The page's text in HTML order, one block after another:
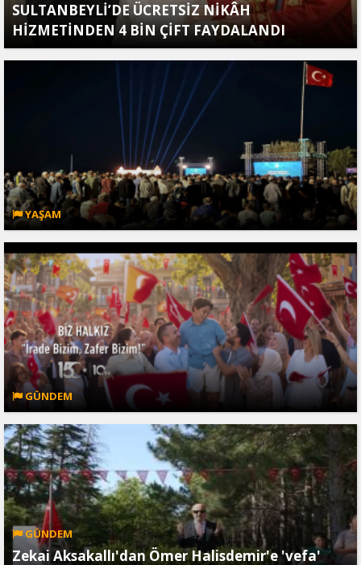
SULTANBEYLİ’DE ÜCRETSİZ NİKÂH
HİZMETİNDEN 4 BİN ÇİFT FAYDALANDI
YAŞAM
GÜNDEM
GÜNDEM
Zekai Aksakallı'dan Ömer Halisdemir'e 'vefa'